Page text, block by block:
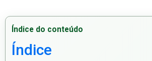
Índice do conteúdo
Índice